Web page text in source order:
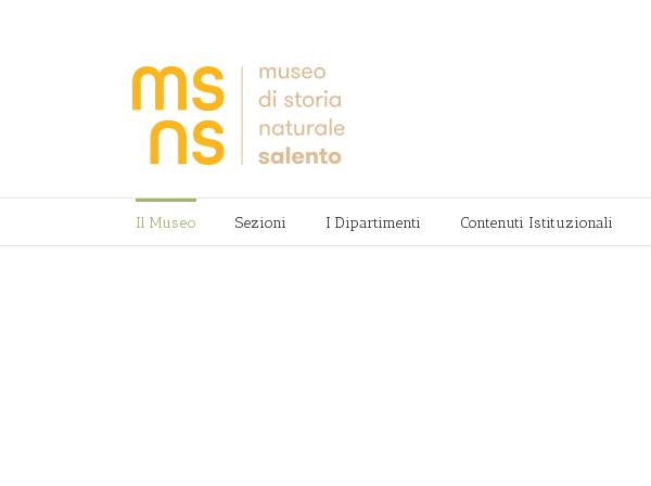
Il Museo Sezioni I Dipartimenti Contenuti Istituzionali